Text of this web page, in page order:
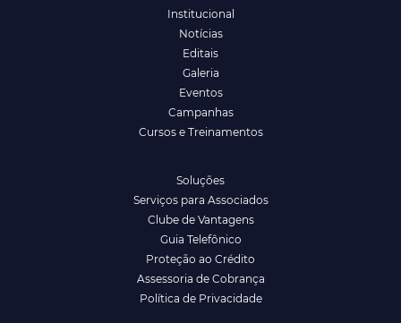
Institucional
Notícias
Editais
Galeria
Eventos
Campanhas
Cursos e Treinamentos
Soluções
Serviços para Associados
Clube de Vantagens
Guia Telefônico
Proteção ao Crédito
Assessoria de Cobrança
Política de Privacidade